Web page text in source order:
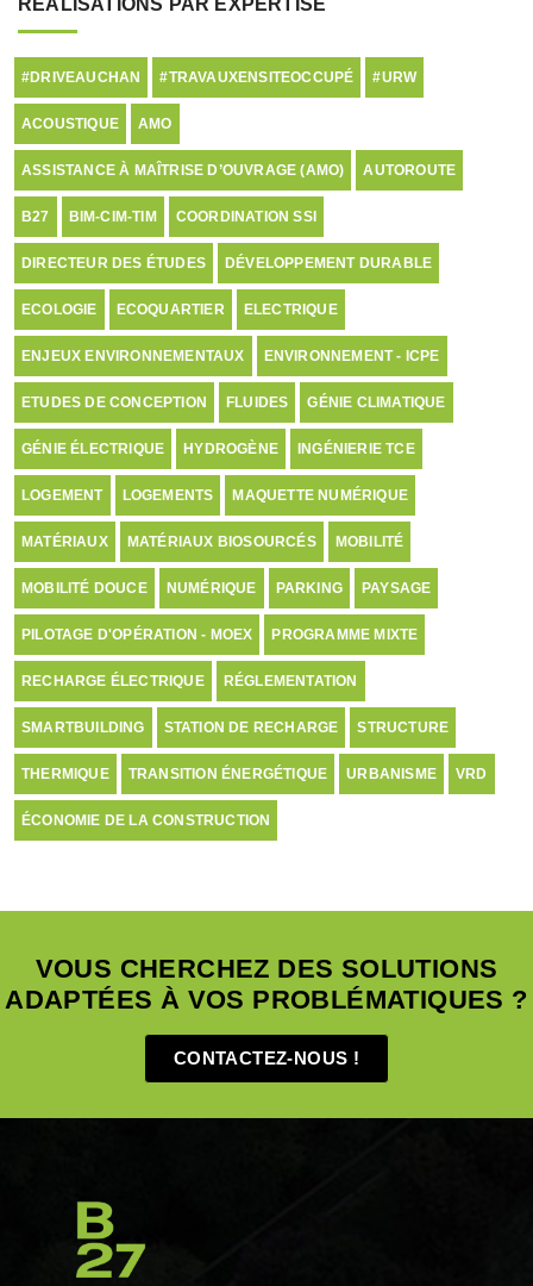
RÉALISATIONS PAR EXPERTISE
#DRIVEAUCHAN #TRAVAUXENSITEOCCUPÉ #URW
ACOUSTIQUE AMO
ASSISTANCE À MAÎTRISE D’OUVRAGE (AMO) AUTOROUTE
B27 BIM-CIM-TIM COORDINATION SSI
DIRECTEUR DES ÉTUDES DÉVELOPPEMENT DURABLE
ECOLOGIE ECOQUARTIER ELECTRIQUE
ENJEUX ENVIRONNEMENTAUX ENVIRONNEMENT - ICPE
ETUDES DE CONCEPTION FLUIDES GÉNIE CLIMATIQUE
GÉNIE ÉLECTRIQUE HYDROGÈNE INGÉNIERIE TCE
LOGEMENT LOGEMENTS MAQUETTE NUMÉRIQUE
MATÉRIAUX MATÉRIAUX BIOSOURCÉS MOBILITÉ
MOBILITÉ DOUCE NUMÉRIQUE PARKING PAYSAGE
PILOTAGE D'OPÉRATION - MOEX PROGRAMME MIXTE
RECHARGE ÉLECTRIQUE RÉGLEMENTATION
SMARTBUILDING STATION DE RECHARGE STRUCTURE
THERMIQUE TRANSITION ÉNERGÉTIQUE URBANISME VRD
ÉCONOMIE DE LA CONSTRUCTION
VOUS CHERCHEZ DES SOLUTIONS
ADAPTÉES À VOS PROBLÉMATIQUES ?
CONTACTEZ-NOUS !